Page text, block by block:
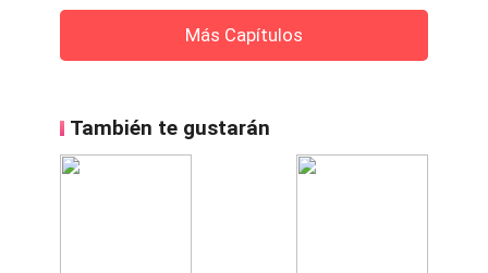
Más Capítulos
También te gustarán